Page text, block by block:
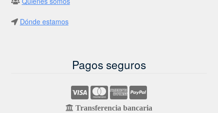
Dónde estamos
Pagos seguros
Transferencia bancaria